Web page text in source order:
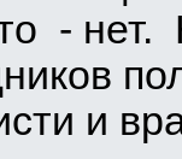
- нет.
и